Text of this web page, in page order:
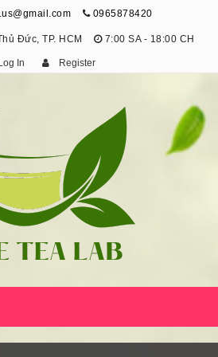
0965878420
Đức, TP. HCM 7:00 SA - 18:00 CH
Log In Register